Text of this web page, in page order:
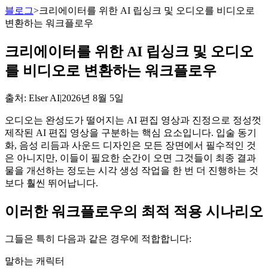
블로그>크리에이터를 위한 AI 립싱크 및 오디오를 비디오로
변환하는 워크플로우
크리에이터를 위한 AI 립싱크 및 오디오
를 비디오로 변환하는 워크플로우
출처 : Elser AI|2026년 8월 5일
오디오는 완성도가 떨어지는 AI 편집 영상과 진정으로 정성껏
제작된 AI 편집 영상을 구분하는 핵심 요소입니다. 입술 동기
화, 음성 리듬과 사운드 디자인은 모든 장면에서 필수적인 것
은 아니지만, 이들이 필요한 순간이 오면 그것들이 최종 결과
물을 개선하는 정도는 시각 생성 작업을 한 번 더 진행하는 것
보다 훨씬 뛰어납니다.
이러한 워크플로우의 최적 적용 시나리오
그들은 특히 다음과 같은 경우에 적합합니다:
말하는 캐릭터